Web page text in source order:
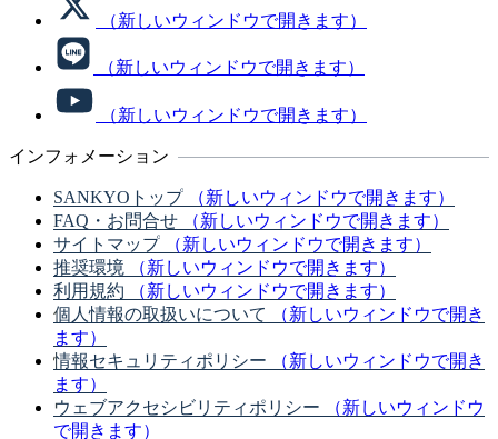
（新しいウィンドウで開きます）
（新しいウィンドウで開きます）
（新しいウィンドウで開きます）
インフォメーション
SANKYOトップ
（新しいウィンドウで開きます）
FAQ・お問合せ
（新しいウィンドウで開きます）
サイトマップ
（新しいウィンドウで開きます）
推奨環境
（新しいウィンドウで開きます）
利用規約
（新しいウィンドウで開きます）
個人情報の取扱いについて
（新しいウィンドウで開き
ます）
情報セキュリティポリシー
（新しいウィンドウで開き
ます）
ウェブアクセシビリティポリシー
（新しいウィンドウ
で開きます）